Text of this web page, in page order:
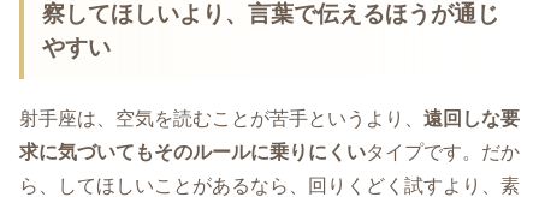
察してほしいより、言葉で伝えるほうが通じ
やすい
射手座は、空気を読むことが苦手というより、 遠回しな要
求に気づいてもそのルールに乗りにくいタイプです。だか
ら、してほしいことがあるなら、回りくどく試すより、素